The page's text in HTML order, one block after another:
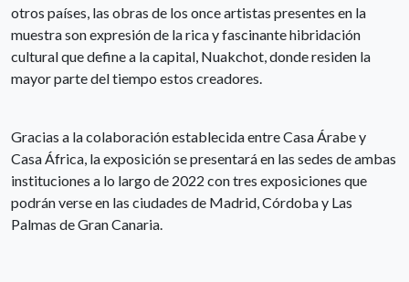
otros países, las obras de los once artistas presentes en la
muestra son expresión de la rica y fascinante hibridación
cultural que define a la capital, Nuakchot, donde residen la
mayor parte del tiempo estos creadores.
Gracias a la colaboración establecida entre Casa Árabe y
Casa África, la exposición se presentará en las sedes de ambas
instituciones a lo largo de 2022 con tres exposiciones que
podrán verse en las ciudades de Madrid, Córdoba y Las
Palmas de Gran Canaria.